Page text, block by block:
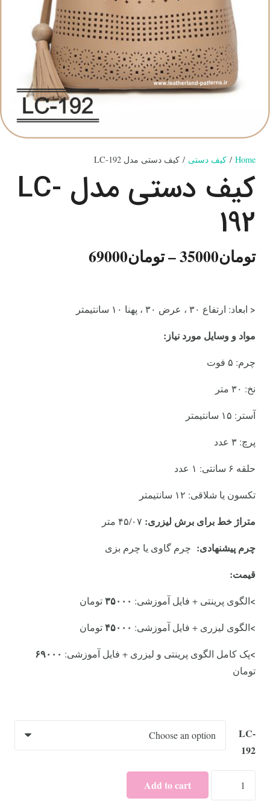
Home
/ کیف دستی / کیف دستی مدل LC-192
کیف دستی مدل LC-
192
تومان35000
–تومان69000
< ابعاد: ارتفاع ۳۰ ، عرض ۳۰ ، پهنا ۱۰ سانتیمتر
مواد و وسایل مورد نیاز:
چرم: ۵ فوت
نخ: ۳۰ متر
آستر: ۱۵ سانتیمتر
پرچ: ۳ عدد
حلقه ۶ سانتی: ۱ عدد
تکسون یا شلاقی: ۱۲ سانتیمتر
متراژ خط برای برش لیزری: ۴۵/۰۷ متر
چرم پیشنهادی: چرم گاوی یا چرم بزی
قیمت:
>الگوی پرینتی + فایل آموزشی: ۳۵۰۰۰تومان
>الگوی لیزری + فایل آموزشی: ۴۵۰۰۰تومان
>پک کامل الگوی پرینتی و لیزری + فایل آموزشی: ۶۹۰۰۰
تومان
LC-
192
Add to cart